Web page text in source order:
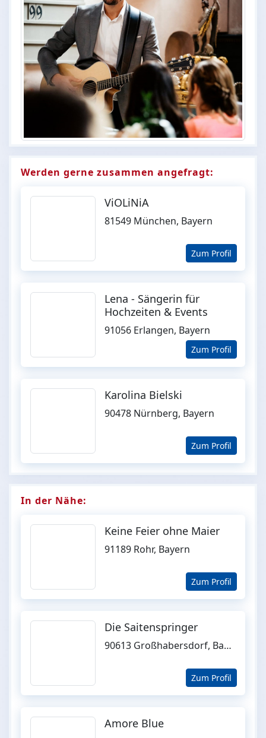
Werden gerne zusammen angefragt:
ViOLiNiA
81549 München, Bayern
Zum Profil
Lena - Sängerin für
Hochzeiten & Events
91056 Erlangen, Bayern
Zum Profil
Karolina Bielski
90478 Nürnberg, Bayern
Zum Profil
In der Nähe:
Keine Feier ohne Maier
91189 Rohr, Bayern
Zum Profil
Die Saitenspringer
90613 Großhabersdorf, Bayern
Zum Profil
Amore Blue